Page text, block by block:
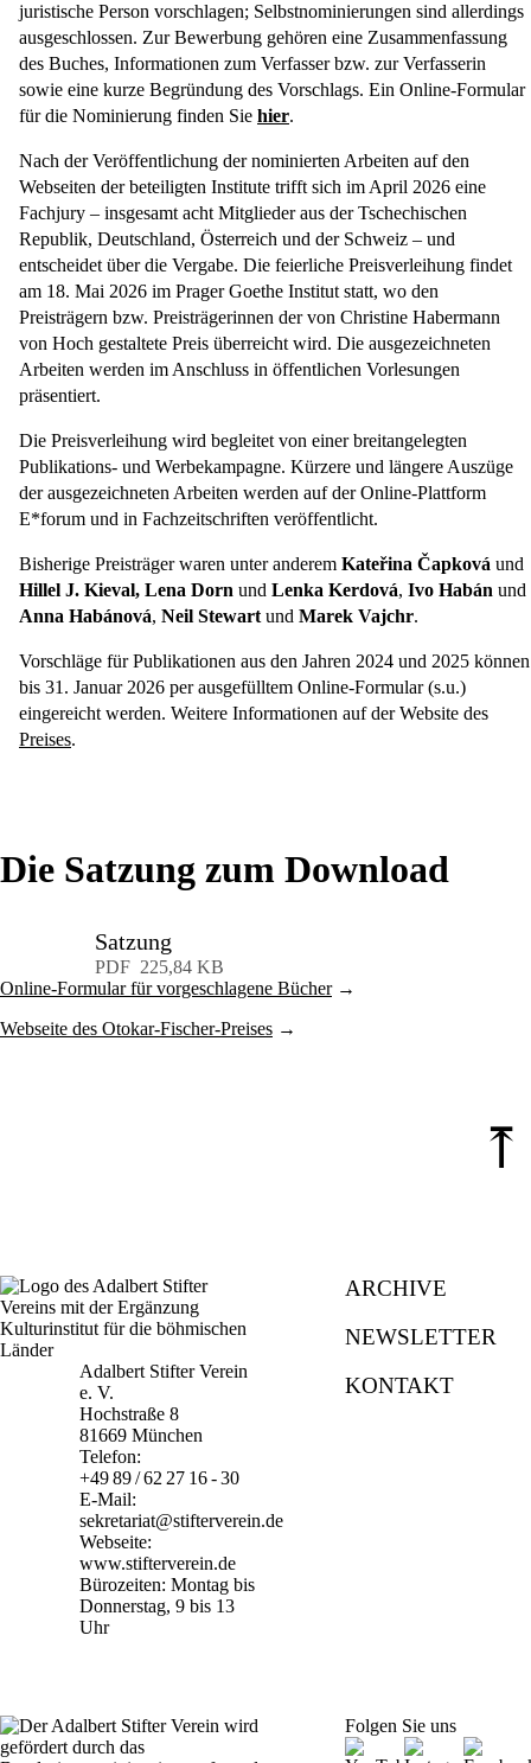
juristische Person vorschlagen; Selbstnominierungen sind allerdings
ausgeschlossen. Zur Bewerbung gehören eine Zusammenfassung
des Buches, Informationen zum Verfasser bzw. zur Verfasserin
sowie eine kurze Begründung des Vorschlags. Ein Online-Formular
für die Nominierung finden Sie hier.
Nach der Veröffentlichung der nominierten Arbeiten auf den
Webseiten der beteiligten Institute trifft sich im April 2026 eine
Fachjury – insgesamt acht Mitglieder aus der Tschechischen
Republik, Deutschland, Österreich und der Schweiz – und
entscheidet über die Vergabe. Die feierliche Preisverleihung findet
am 18. Mai 2026 im Prager Goethe Institut statt, wo den
Preisträgern bzw. Preisträgerinnen der von Christine Habermann
von Hoch gestaltete Preis überreicht wird. Die ausgezeichneten
Arbeiten werden im Anschluss in öffentlichen Vorlesungen
präsentiert.
Die Preisverleihung wird begleitet von einer breitangelegten
Publikations- und Werbekampagne. Kürzere und längere Auszüge
der ausgezeichneten Arbeiten werden auf der Online-Plattform
E*forum und in Fachzeitschriften veröffentlicht.
Bisherige Preisträger waren unter anderem Kateřina Čapková und
Hillel J. Kieval, Lena Dorn und Lenka Kerdová, Ivo Habán und
Anna Habánová, Neil Stewart und Marek Vajchr.
Vorschläge für Publikationen aus den Jahren 2024 und 2025 können
bis 31. Januar 2026 per ausgefülltem Online-Formular (s.u.)
eingereicht werden. Weitere Informationen auf der Website des
Preises.
Die Satzung zum Download
Satzung
PDF 225,84 KB
Online-Formular für vorgeschlagene Bücher
Webseite des Otokar-Fischer-Preises
⤒
Adalbert Stifter Verein
e. V.
Hochstraße 8
81669 München
Telefon:
+49 89 / 62 27 16 - 30
E-Mail:
sekretariat@stifterverein.de
Webseite:
www.stifterverein.de
Bürozeiten: Montag bis
Donnerstag, 9 bis 13
Uhr
ARCHIVE
NEWSLETTER
KONTAKT
Folgen Sie uns